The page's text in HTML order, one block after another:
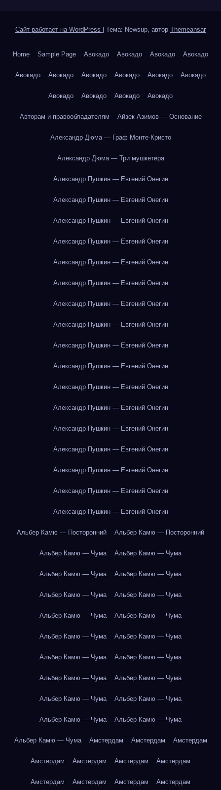
Сайт работает на WordPress Тема: Newsup, автор Themeansar
Home Sample Page Авокадо Авокадо Авокадо Авокадо
Авокадо Авокадо Авокадо Авокадо Авокадо Авокадо
Авокадо Авокадо Авокадо Авокадо
Авторам и правообладателям Айзек Азимов — Основание
Александр Дюма — Граф Монте-Кристо
Александр Дюма — Три мушкетёра
Александр Пушкин — Евгений Онегин
Александр Пушкин — Евгений Онегин
Александр Пушкин — Евгений Онегин
Александр Пушкин — Евгений Онегин
Александр Пушкин — Евгений Онегин
Александр Пушкин — Евгений Онегин
Александр Пушкин — Евгений Онегин
Александр Пушкин — Евгений Онегин
Александр Пушкин — Евгений Онегин
Александр Пушкин — Евгений Онегин
Александр Пушкин — Евгений Онегин
Александр Пушкин — Евгений Онегин
Александр Пушкин — Евгений Онегин
Александр Пушкин — Евгений Онегин
Александр Пушкин — Евгений Онегин
Александр Пушкин — Евгений Онегин
Александр Пушкин — Евгений Онегин
Альбер Камю — Посторонний Альбер Камю — Посторонний
Альбер Камю — Чума Альбер Камю — Чума
Альбер Камю — Чума Альбер Камю — Чума
Альбер Камю — Чума Альбер Камю — Чума
Альбер Камю — Чума Альбер Камю — Чума
Альбер Камю — Чума Альбер Камю — Чума
Альбер Камю — Чума Альбер Камю — Чума
Альбер Камю — Чума Альбер Камю — Чума
Альбер Камю — Чума Альбер Камю — Чума
Альбер Камю — Чума Альбер Камю — Чума
Альбер Камю — Чума Амстердам Амстердам Амстердам
Амстердам Амстердам Амстердам Амстердам
Амстердам Амстердам Амстердам Амстердам